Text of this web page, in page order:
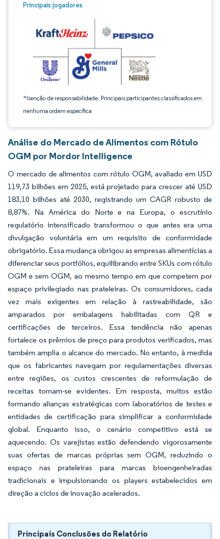
Principais jogadores
*Isenção de responsabilidade: Principais participantes classificados em
nenhuma ordem específica
Imagem © Mordor Intelligence. O reuso requer atribuição conforme CC BY 4.0.
Análise do Mercado de Alimentos com Rótulo
OGM por Mordor Intelligence
O mercado de alimentos com rótulo OGM, avaliado em USD
119,73 bilhões em 2025, está projetado para crescer até USD
183,10 bilhões até 2030, registrando um CAGR robusto de
8,87%. Na América do Norte e na Europa, o escrutínio
regulatório intensificado transformou o que antes era uma
divulgação voluntária em um requisito de conformidade
obrigatório. Essa mudança obrigou as empresas alimentícias a
diferenciar seus portfólios, equilibrando entre SKUs com rótulo
OGM e sem OGM, ao mesmo tempo em que competem por
espaço privilegiado nas prateleiras. Os consumidores, cada
vez mais exigentes em relação à rastreabilidade, são
amparados por embalagens habilitadas com QR e
certificações de terceiros. Essa tendência não apenas
fortalece os prêmios de preço para produtos verificados, mas
também amplia o alcance do mercado. No entanto, à medida
que os fabricantes navegam por regulamentações diversas
entre regiões, os custos crescentes de reformulação de
receitas tornam-se evidentes. Em resposta, muitos estão
formando alianças estratégicas com laboratórios de testes e
entidades de certificação para simplificar a conformidade
global. Enquanto isso, o cenário competitivo está se
aquecendo. Os varejistas estão defendendo vigorosamente
suas ofertas de marcas próprias sem OGM, reduzindo o
espaço nas prateleiras para marcas bioengenheiradas
tradicionais e impulsionando os players estabelecidos em
direção a ciclos de inovação acelerados.
Principais Conclusões do Relatório